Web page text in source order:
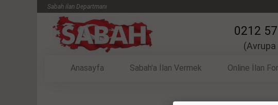
Sabah ilan Departmanı
0212
(Avrupa
Anasayfa Sabah'a İlan Vermek Online İlan